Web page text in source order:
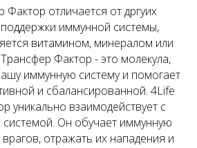
Фактор отличается от дргуих
поддержки иммунной системы,
витамином, минералом или
Фактор - это молекула,
иммунную систему и помогает
и сбалансированной. 4Life
уникально взаимодействует с
Он обучает иммунную
врагов, отражать их нападения и